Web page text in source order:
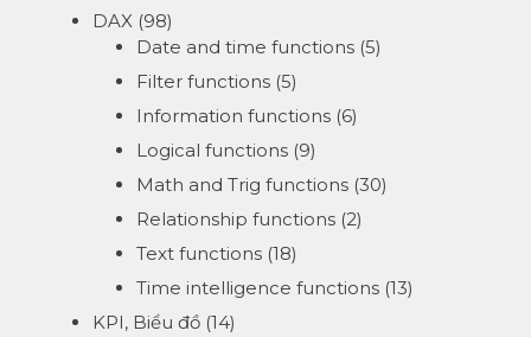
DAX (98)
Date and time functions (5)
Filter functions (5)
Information functions (6)
Logical functions (9)
Math and Trig functions (30)
Relationship functions (2)
Text functions (18)
Time intelligence functions (13)
KPI, Biểu đồ(14)